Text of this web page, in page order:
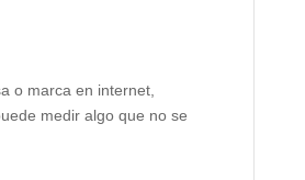
o marca en internet,
medir algo que no se